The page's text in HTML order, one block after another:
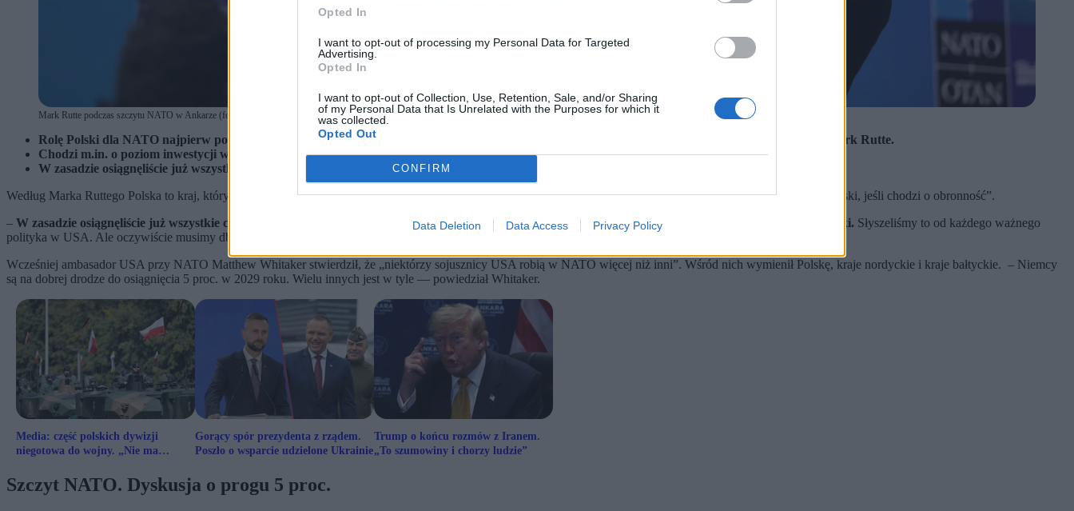
Opted In
I want to opt-out of processing my Personal Data for Targeted
Advertising.
Opted In
I want to opt-out of Collection, Use, Retention, Sale, and/or Sharing
of my Personal Data that Is Unrelated with the Purposes for which it
was collected.
Opted Out
CONFIRM
Data Deletion Data Access Privacy Policy
Mark Rutte podczas szczytu NATO w Ankarze (fot. NECATI SAVAS / PAP / EPA)
Rolę Polski dla NATO najpierw podkreślił ambasador USA przy Sojuszu Matthew Whitaker, a teraz powtórzył to też sekretarz generalny NATO Mark Rutte.
Chodzi m.in. o poziom inwestycji w zbrojenia. W 2025 roku Polska przeznaczyła na obronność 4,3 proc. PKB.
W zasadzie osiągnęliście już wszystkie cele – mówił szef NATO Mark Rutte, odnosząc się do inwestycji, których dokonuje nasz kraj.
Według Marka Ruttego Polska to kraj, który intensywnie inwestuje w swoje siły zbrojne. Podkreślił też, że Stany Zjednoczone są „silnie zaangażowane w sprawy Polski, jeśli chodzi o obronność”.
– W zasadzie osiągnęliście już wszystkie cele. Reformujecie obecnie swoje siły zbrojne. Wiecie, że Stany Zjednoczone są silnie zaangażowane w sprawy Polski. Słyszeliśmy to od każdego ważnego
polityka w USA. Ale oczywiście musimy dbać o to, byśmy byli jak najsilniejsi – odparł.
Wcześniej ambasador USA przy NATO Matthew Whitaker stwierdził, że „niektórzy sojusznicy USA robią w NATO więcej niż inni”. Wśród nich wymienił Polskę, kraje nordyckie i kraje bałtyckie. – Niemcy
są na dobrej drodze do osiągnięcia 5 proc. w 2029 roku. Wielu innych jest w tyle — powiedział Whitaker.
Media: część polskich dywizji
niegotowa do wojny. „Nie ma
Gorący spór prezydenta z rządem.
Poszło o wsparcie udzielone Ukrainie
Trump o końcu rozmów z Iranem.
„To szumowiny i chorzy ludzie”
Szczyt NATO. Dyskusja o progu 5 proc.